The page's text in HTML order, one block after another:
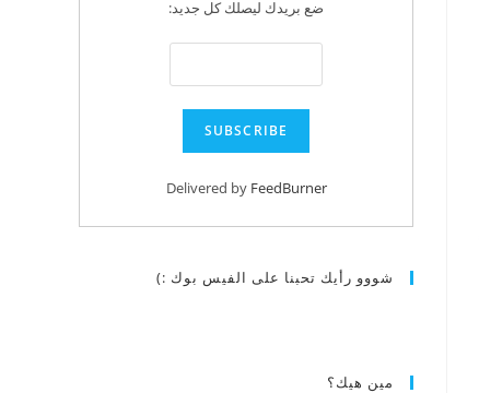
ضع بريدك ليصلك كل جديد:
Delivered by FeedBurner
شووو رأيك تحبنا على الفيس بوك :)
مين هيك؟